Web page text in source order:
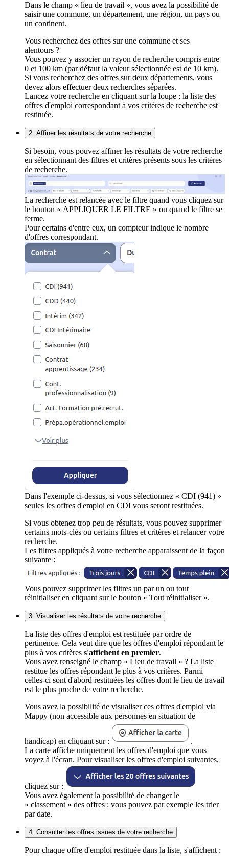
Dans le champ « lieu de travail », vous avez la possibilité de
saisir une commune, un département, une région, un pays ou
un continent.
Vous recherchez des offres sur une commune et ses
alentours ?
Vous pouvez y associer un rayon de recherche compris entre
0 et 100 km (par défaut la valeur sélectionnée est de 10 km).
Si vous recherchez des offres sur deux départements, vous
devez alors effectuer deux recherches séparées.
Lancez votre recherche en cliquant sur la loupe ; la liste des
offres d'emploi correspondant à vos critères de recherche est
restituée.
2. Affiner les résultats de votre recherche
Si besoin, vous pouvez affiner les résultats de votre recherche
en sélectionnant des filtres et critères présents sous les critères
de recherche.
La recherche est relancée avec le filtre quand vous cliquez sur
le bouton « APPLIQUER LE FILTRE » ou quand le filtre se
ferme.
Pour certains d'entre eux, un compteur indique le nombre
d'offres correspondant.
Dans l'exemple ci-dessus, si vous sélectionnez « CDI (941) »
seules les offres d'emploi en CDI vous seront restituées.
Si vous obtenez trop peu de résultats, vous pouvez supprimer
certains mots-clés ou certains filtres et critères et relancer votre
recherche.
Les filtres appliqués à votre recherche apparaissent de la façon
suivante :
Vous pouvez supprimer les filtres un par un ou tout
réinitialiser en cliquant sur le bouton « Tout réinitialiser ».
3. Visualiser les résultats de votre recherche
La liste des offres d'emploi est restituée par ordre de
pertinence. Cela veut dire que les offres d'emploi répondant le
plus à vos critères s'affichent en premier.
Vous avez renseigné le champ « Lieu de travail » ? La liste
restitue les offres répondant le plus à vos critères. Parmi
celles-ci sont d'abord restituées les offres dont le lieu de travail
est le plus proche de votre recherche.
Vous avez la possibilité de visualiser ces offres d'emploi via
Mappy (non accessible aux personnes en situation de
handicap) en cliquant sur :
.
La carte affiche uniquement les offres d'emploi que vous
voyez à l'écran. Pour visualiser les offres d'emploi suivantes,
cliquez sur :
Vous avez également la possibilité de changer le
« classement » des offres : vous pouvez par exemple les trier
par date.
4. Consulter les offres issues de votre recherche
Pour chaque offre d'emploi restituée dans la liste, s'affichent :